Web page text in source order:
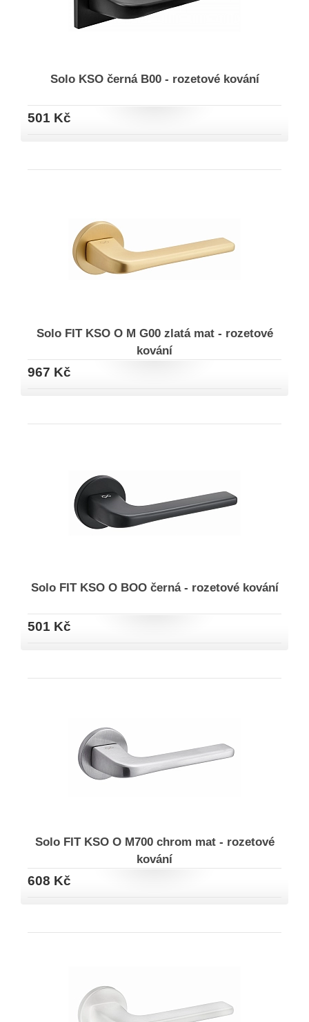
Solo KSO černá B00 - rozetové kování
501 Kč
Solo FIT KSO O M G00 zlatá mat - rozetové
kování
967 Kč
Solo FIT KSO O BOO černá - rozetové kování
501 Kč
Solo FIT KSO O M700 chrom mat - rozetové
kování
608 Kč